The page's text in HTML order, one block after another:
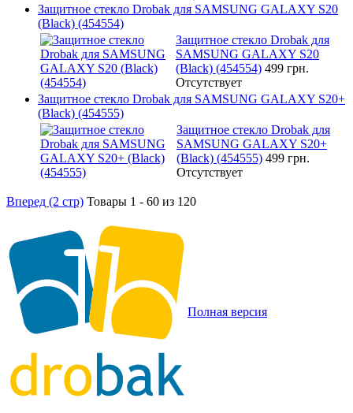
Защитное стекло Drobak для SAMSUNG GALAXY S20
(Black) (454554)
Защитное стекло Drobak для
SAMSUNG GALAXY S20
(Black) (454554) 499 грн.
Отсутствует
Защитное стекло Drobak для SAMSUNG GALAXY S20+
(Black) (454555)
Защитное стекло Drobak для
SAMSUNG GALAXY S20+
(Black) (454555) 499 грн.
Отсутствует
Вперед (2 стр) Товары 1 - 60 из 120
Полная версия